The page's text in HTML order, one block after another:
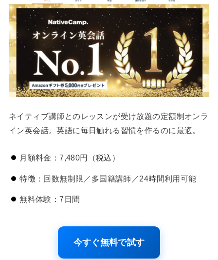
ネイティブ講師とのレッスンが受け放題の定額制オンラ
イン英会話。英語に毎日触れる習慣を作るのに最適。
月額料金：7,480円（税込）
特徴：回数無制限／多国籍講師／24時間利用可能
無料体験：7日間
今すぐ無料で試す